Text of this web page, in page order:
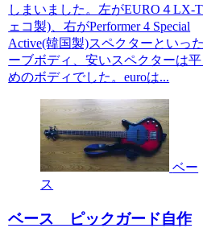
しまいました。左がEURO４LX-
ェコ製)、右がPerformer 4 Special
Active(韓国製)スペクターといっ
ーブボディ、安いスペクターは
めのボディでした。euroは...
ベー
ス
ベース ピックガード自作